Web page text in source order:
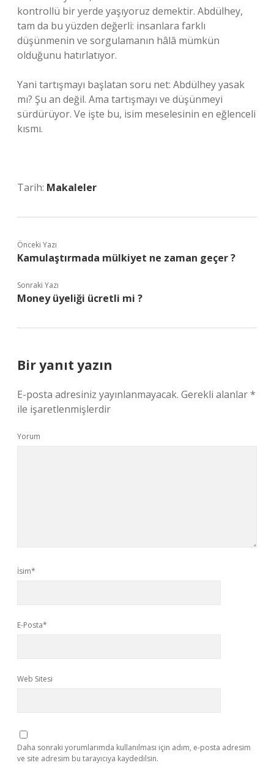
kontrollü bir yerde yaşıyoruz demektir. Abdülhey,
tam da bu yüzden değerli: insanlara farklı
düşünmenin ve sorgulamanın hâlâ mümkün
olduğunu hatırlatıyor.
Yani tartışmayı başlatan soru net: Abdülhey yasak
mı? Şu an değil. Ama tartışmayı ve düşünmeyi
sürdürüyor. Ve işte bu, isim meselesinin en eğlenceli
kısmı.
Tarih: Makaleler
Önceki Yazı
Kamulaştırmada mülkiyet ne zaman geçer ?
Sonraki Yazı
Money üyeliği ücretli mi ?
Bir yanıt yazın
E-posta adresiniz yayınlanmayacak. Gerekli alanlar*
ile işaretlenmişlerdir
Yorum
İsim*
E-Posta*
Web Sitesi
Daha sonraki yorumlarımda kullanılması için adım, e-posta adresim
ve site adresim bu tarayıcıya kaydedilsin.